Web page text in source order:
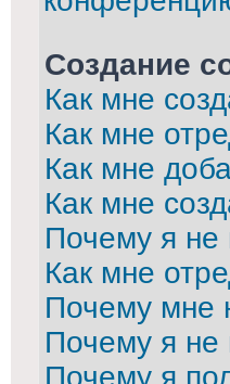
Создание
Как мне
Как мне
Как мне
Как мне
Почему я не
Как мне
Почему мне
Почему я не
Почему я